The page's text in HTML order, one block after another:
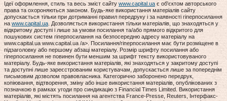
Ідеї оформлення, стиль та весь зміст сайту www.capital.ua є об'єктом авторського
права та охороняються законом. Будь-яке використання матеріалів сайту
допускається тільки при дотриманні правил передруку і за наявності гіперпосилання
на www.capital.ua. Дозволяється використання тільки матеріалів, що знаходяться у
відкритому доступі і лише за умови посилання та/або прямого відкритого для
пошукових систем гіперпосилання на безпосередню адресу матеріалу на
www.capital.ua www.capital.ua /a>. Посилання/гіперпосилання має бути розміщене в
підзаголовку або першому абзаці матеріалу. Розмір шрифту посилання або
гіперпосилання не повинен бути меншим за шрифт тексту використовуваного
матеріалу. Будь-яке використання матеріалів, які знаходяться у закритому доступі
та доступні лише зареєстрованим користувачам, допускається лише за попереднім
письмовим дозволом правовласника. Категорично заборонено передрук,
копіювання, відтворення, зміну або інше використання матеріалів, опублікованих з
позначкою в рамках угоди про синдикацію з Financial Times Limited. Використання
матеріалів, які містять посилання на агентства France-Presse, Reuters, Інтерфакс-